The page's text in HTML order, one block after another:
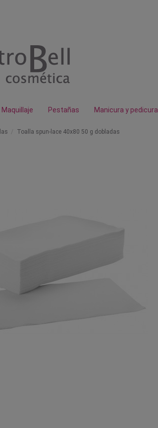
Maquillaje Pestañas Manicura y pedicura
Toalla spun-lace 40x80 50 g dobladas